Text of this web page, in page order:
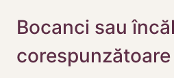
Bocanci sau
corespunzătoare